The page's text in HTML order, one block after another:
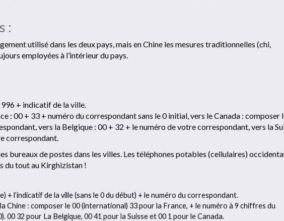
:
utilisé dans les deux pays, mais en Chine les mesures traditionnelles (chi,
employées à l’intérieur du pays.
996 + indicatif de la ville.
: 00 + 33 + numéro du correspondant sans le 0 initial, vers le Canada : composer
vers la Belgique : 00 + 32 + le numéro de votre correspondant, vers la
correspondant.
bureaux de postes dans les villes. Les téléphones potables (cellulaires)
du tout au Kirghizistan !
+ l’indicatif de la ville (sans le 0 du début) + le numéro du correspondant.
Chine : composer le 00 (international) 33 pour la France, + le numéro à 9 chiffres du
00 32 pour La Belgique, 00 41 pour la Suisse et 00 1 pour le Canada.